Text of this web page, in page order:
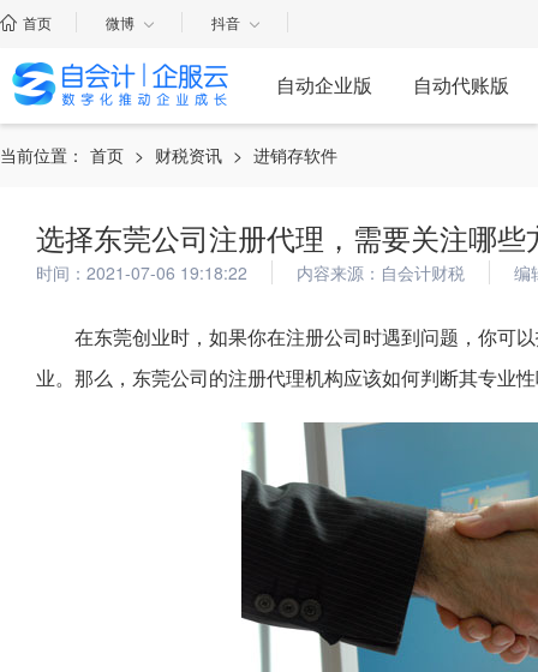
首页 微博 抖音
自动企业版 自动代账版
当前位置： 首页 > 财税资讯 > 进销存软件
选择东莞公司注册代理，需要关注哪些
时间：2021-07-06 19:18:22 内容来源：自会计财税 编
在东莞创业时，如果你在注册公司时遇到问题，你可
业。那么，东莞公司的注册代理机构应该如何判断其专业